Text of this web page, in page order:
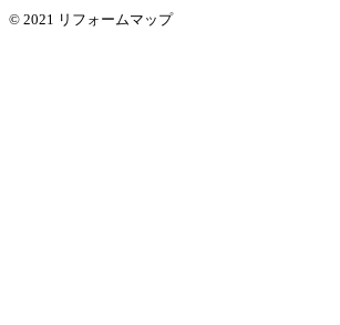
© 2021 リフォームマップ